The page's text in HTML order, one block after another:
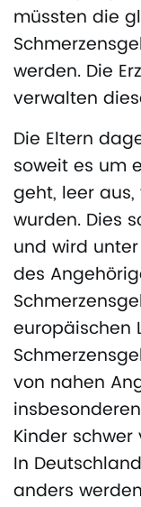
müssten die
werden. Die
verwalten
Die Eltern
soweit es um
geht, leer
wurden. Dies
und wird
des
europäischen
von nahen
Kinder
In
anders